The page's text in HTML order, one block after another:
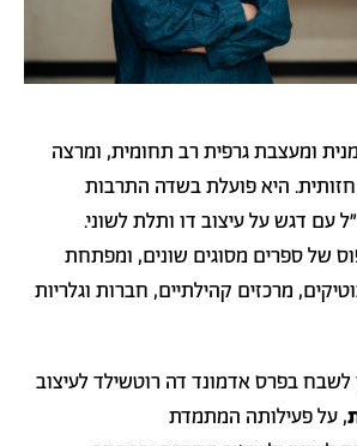
ומעצבת גרפית רב תחומית, ומרצה
היא פועלת בשדה התרבות
עם דגש על עיצוב דו ותלת לשוני.
של ספרים מסוגים שונים, ומפתחת
מרכזים קהילתיים, חברות וגלריות
לשבח בפרס אדמונד דה רוטשילד לעיצוב
, על פעילותה המתמדת